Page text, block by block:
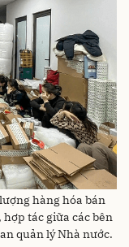
hàng hóa bán
tác giữa các bên
quản lý Nhà nước.